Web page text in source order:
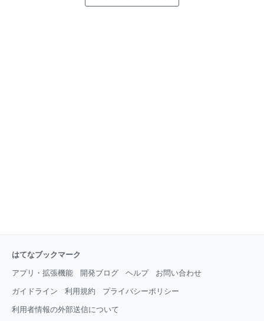
はてなブックマーク
アプリ・拡張機能 開発ブログ ヘルプ お問い合わせ
ガイドライン 利用規約 プライバシーポリシー
利用者情報の外部送信について